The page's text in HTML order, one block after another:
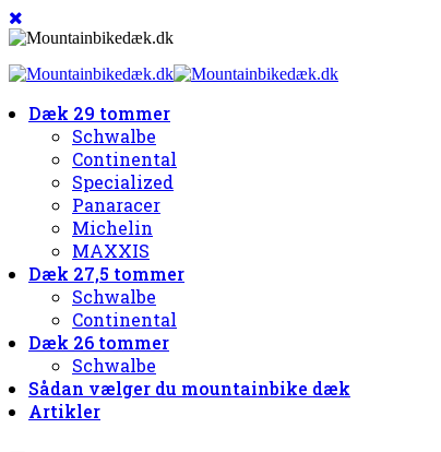
Dæk 29 tommer
Schwalbe
Continental
Specialized
Panaracer
Michelin
MAXXIS
Dæk 27,5 tommer
Schwalbe
Continental
Dæk 26 tommer
Schwalbe
Sådan vælger du mountainbike dæk
Artikler